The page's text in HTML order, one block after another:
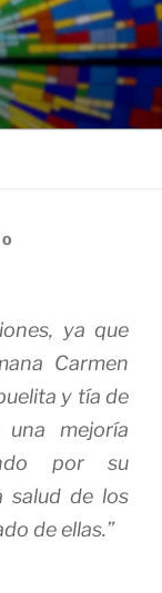
ya que
Carmen
y tía de
mejoría
por su
salud de los
de ellas.”